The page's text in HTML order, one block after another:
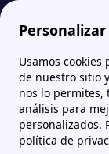
Usamos
de nuestro sitio
nos lo permites,
análisis para
personalizados.
política de
Papernest.es
¿Qué